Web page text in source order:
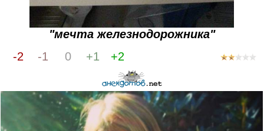
"мечта железнодорожника"
-2
-1 0 +1 +2